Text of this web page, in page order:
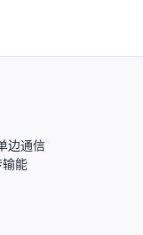
边通信
能